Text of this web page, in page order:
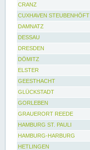
CRANZ
CUXHAVEN STEUBENHÖFT
DAMNATZ
DESSAU
DRESDEN
DÖMITZ
ELSTER
GEESTHACHT
GLÜCKSTADT
GORLEBEN
GRAUERORT REEDE
HAMBURG ST. PAULI
HAMBURG-HARBURG
HETLINGEN